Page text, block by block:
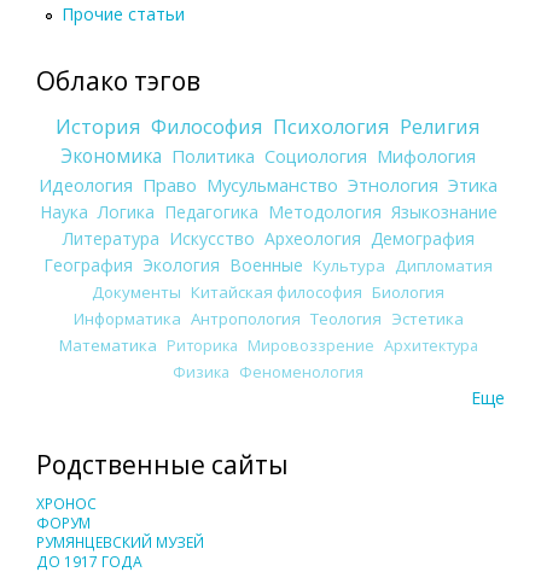
Прочие статьи
Облако тэгов
История Философия Психология Религия
Экономика Политика Социология Мифология
Идеология Право Мусульманство Этнология Этика
Наука Логика Педагогика Методология Языкознание
Литература Искусство Археология Демография
География Экология Военные Культура
Дипломатия
Документы Китайская философия Биология
Информатика Антропология Теология Эстетика
Математика Риторика Мировоззрение Архитектура
Физика Феноменология
Еще
Родственные сайты
ХРОНОС
ФОРУМ
РУМЯНЦЕВСКИЙ МУЗЕЙ
ДО 1917 ГОДА